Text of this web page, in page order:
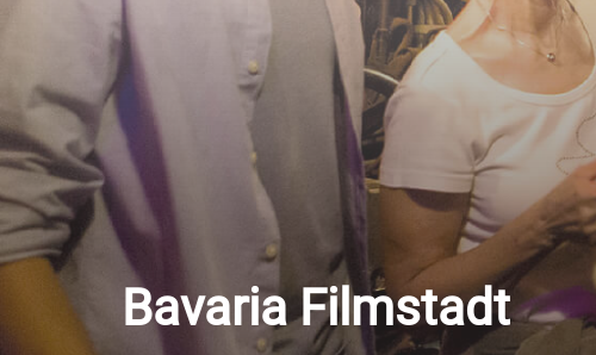
Bavaria Filmstadt